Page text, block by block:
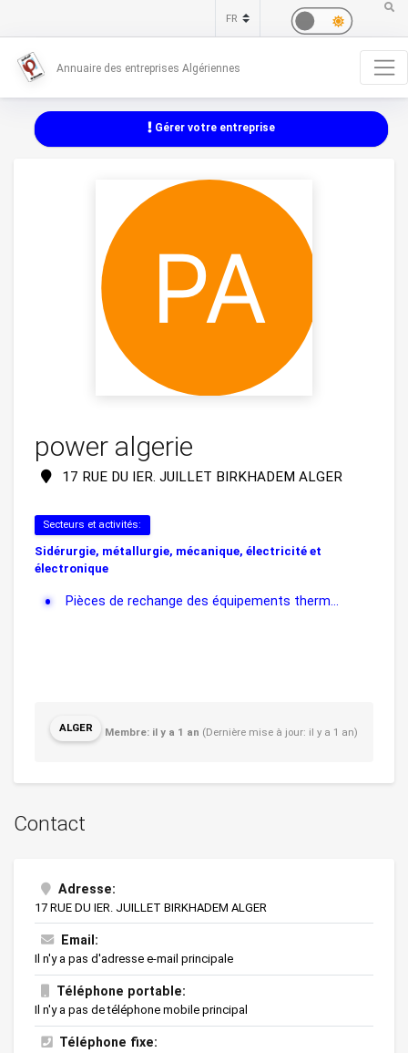
Annuaire des entreprises Algériennes
Gérer votre entreprise
power algerie
17 RUE DU IER. JUILLET BIRKHADEM ALGER
Secteurs et activités:
Sidérurgie, métallurgie, mécanique, électricité et
électronique
Pièces de rechange des équipements therm...
ALGER Membre: il y a 1 an (Dernière mise à jour: il y a 1 an)
Contact
Adresse:
17 RUE DU IER. JUILLET BIRKHADEM ALGER
Email:
Il n'y a pas d'adresse e-mail principale
Téléphone portable:
Il n'y a pas de téléphone mobile principal
Téléphone fixe: